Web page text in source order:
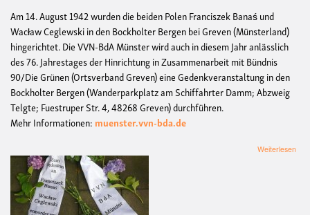
Am 14. August 1942 wurden die beiden Polen Franciszek Banaś und
Wacław Ceglewski in den Bockholter Bergen bei Greven (Münsterland)
hingerichtet. Die VVN-BdA Münster wird auch in diesem Jahr anlässlich
des 76. Jahrestages der Hinrichtung in Zusammenarbeit mit Bündnis
90/Die Grünen (Ortsverband Greven) eine Gedenkveranstaltung in den
Bockholter Bergen (Wanderparkplatz am Schiffahrter Damm; Abzweig
Telgte; Fuestruper Str. 4, 48268 Greven) durchführen.
Mehr Informationen: muenster.vvn-bda.de
Weiterlesen